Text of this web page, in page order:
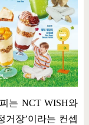
는 NCT WISH와
거장’이라는 컨셉